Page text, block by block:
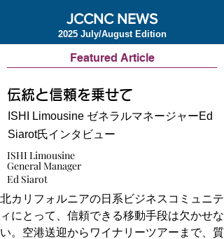
JCCNC NEWS
2025 July/August Edition
Featured Article
伝統と信頼を乗せて
ISHI Limousine ゼネラルマネージャーEd
Siarot氏インタビュー
ISHI Limousine
General Manager
Ed Siarot
北カリフォルニアの日系ビジネスコミュニテ
ィにとって、信頼できる移動手段は欠かせな
い。空港送迎からワイナリーツアーまで、質